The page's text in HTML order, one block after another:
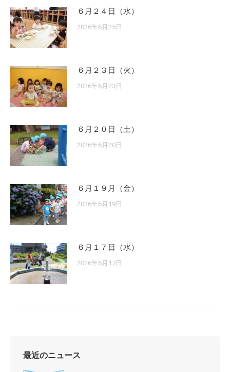
６月２４日（水）
2026年6月25日
６月２３日（火）
2026年6月23日
６月２０日（土）
2026年6月20日
６月１９月（金）
2026年6月19日
６月１７日（水）
2026年6月17日
最近のニュース